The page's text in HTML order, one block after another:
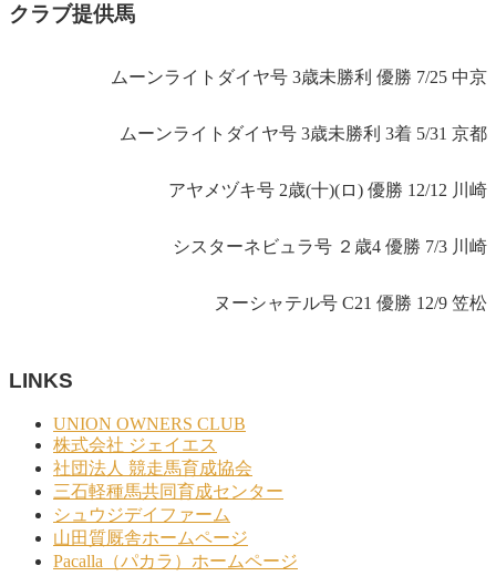
クラブ提供馬
ムーンライトダイヤ号 3歳未勝利 優勝 7/25 中京
ムーンライトダイヤ号 3歳未勝利 3着 5/31 京都
アヤメヅキ号 2歳(十)(ロ) 優勝 12/12 川崎
シスターネビュラ号 ２歳4 優勝 7/3 川崎
ヌーシャテル号 C21 優勝 12/9 笠松
LINKS
UNION OWNERS CLUB
株式会社 ジェイエス
社団法人 競走馬育成協会
三石軽種馬共同育成センター
シュウジデイファーム
山田質厩舎ホームページ
Pacalla（パカラ）ホームページ